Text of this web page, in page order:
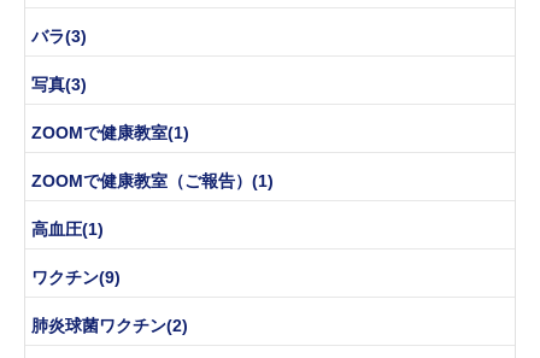
バラ(3)
写真(3)
ZOOMで健康教室(1)
ZOOMで健康教室（ご報告）(1)
高血圧(1)
ワクチン(9)
肺炎球菌ワクチン(2)